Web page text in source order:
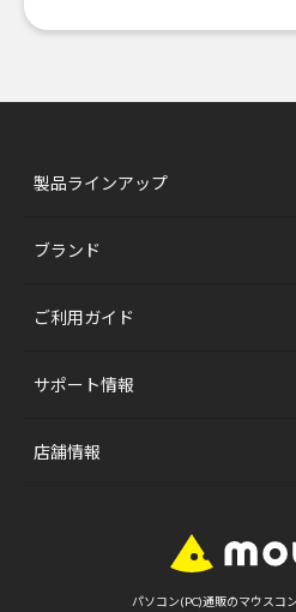
製品ラインアップ
ブランド
ご利用ガイド
サポート情報
店舗情報
パソコン(PC)通販のマウスコ